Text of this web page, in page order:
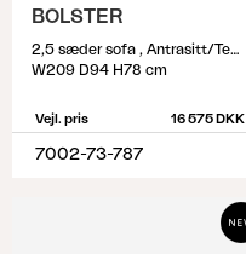
BOLSTER
2,5 sæder sofa , Antrasitt/Teddy Grey
W209 D94 H78 cm
Vejl. pris 16 575 DKK
7002-73-787